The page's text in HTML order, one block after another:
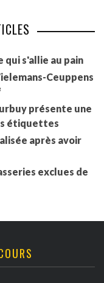
qui s'allie au pain
Ceuppens
présente une
étiquettes
après avoir
exclues de